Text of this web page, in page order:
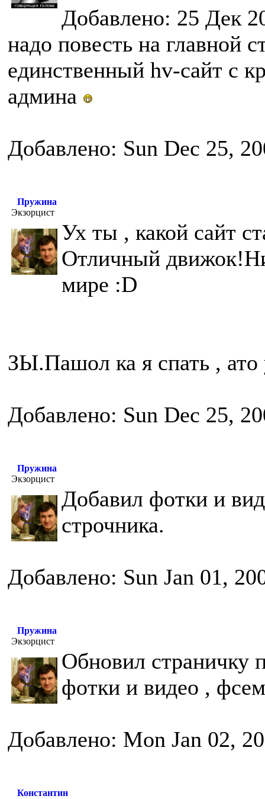
Добавлено: 25 Дек
надо повесть на главной
единственный hv-сайт с
админа
Добавлено: Sun Dec 25,
Пружина
Экзорцист
Ух ты , какой сайт
Отличный
мире :D
ЗЫ.Пашол ка я спать ,
Добавлено: Sun Dec 25,
Пружина
Экзорцист
Добавил фотки и
строчника.
Добавлено: Sun Jan 01,
Пружина
Экзорцист
Обновил страничку
фотки и видео ,
Добавлено: Mon Jan 02,
Константин